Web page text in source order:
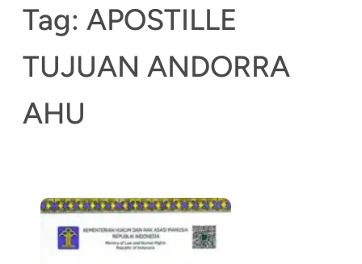
Tag: APOSTILLE
TUJUAN ANDORRA
AHU